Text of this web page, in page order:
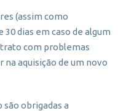
(assim como
dias em caso de algum
com problemas
na aquisição de um novo
obrigadas a